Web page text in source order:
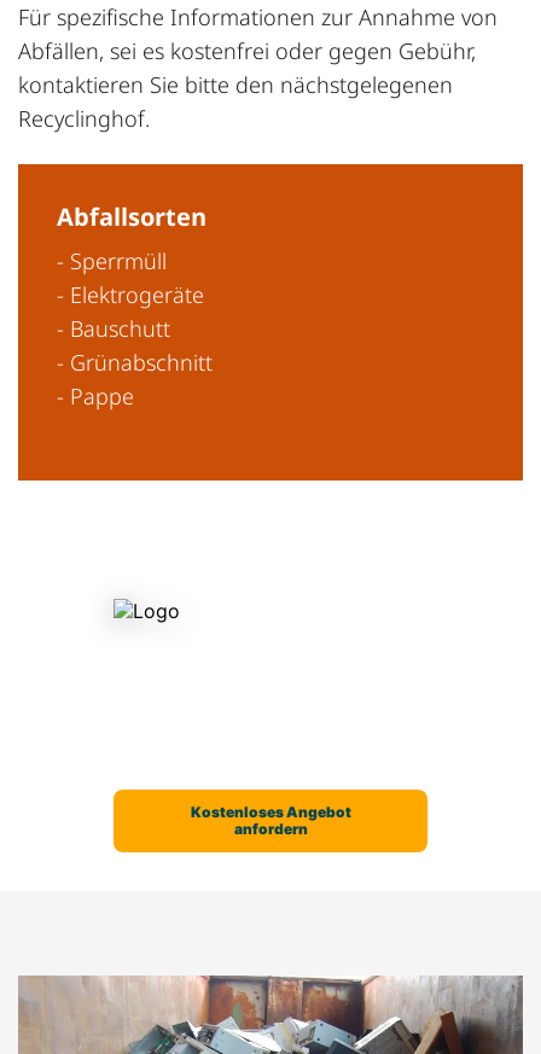
Für spezifische Informationen zur Annahme von
Abfällen, sei es kostenfrei oder gegen Gebühr,
kontaktieren Sie bitte den nächstgelegenen
Recyclinghof.
Abfallsorten
- Sperrmüll
- Elektrogeräte
- Bauschutt
- Grünabschnitt
- Pappe